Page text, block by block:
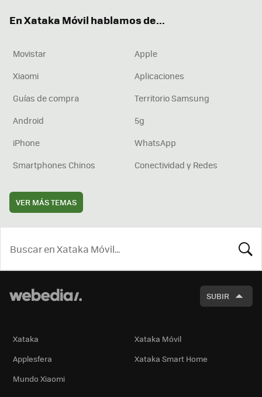
En Xataka Móvil hablamos de...
Movistar
Apple
Xiaomi
Aplicaciones
Guías de compra
Territorio Samsung
Android
5g
iPhone
WhatsApp
Smartphones Chinos
Conectividad y Redes
VER MÁS TEMAS
SUBIR
Xataka
Xataka Móvil
Applesfera
Xataka Smart Home
Mundo Xiaomi